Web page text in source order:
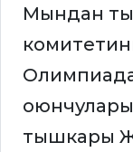
Мындан
тышкары